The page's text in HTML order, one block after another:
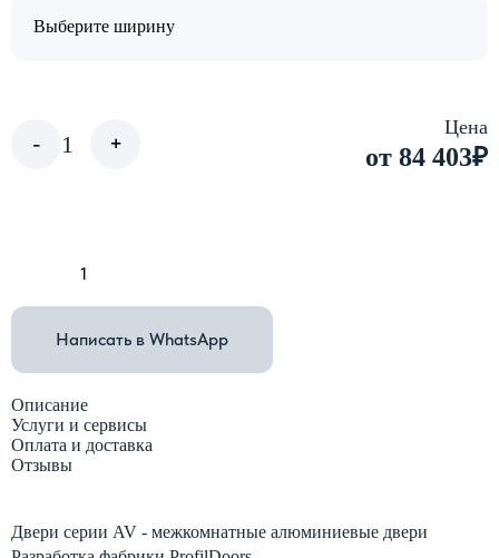
- 1 +
Цена
от 84 403₽
Написать в WhatsApp
Описание
Услуги и сервисы
Оплата и доставка
Отзывы
Двери серии AV - межкомнатные алюминиевые двери